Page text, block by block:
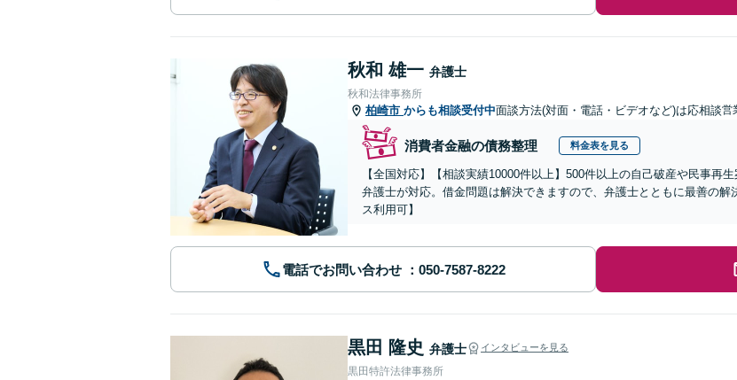
秋和 雄一 弁護士
秋和法律事務所
柏崎市 からも相談受付中面談方法(対面・電話・ビデオなど)は応相談営
消費者金融の債務整理 料金表を見る
【全国対応】【相談実績10000件以上】500件以上の自己破産や民事再
弁護士が対応。借金問題は解決できますので、弁護士とともに最善の
ス利用可】
電話でお問い合わせ
黒田 隆史 弁護士 インタビューを見る
黒田特許法律事務所